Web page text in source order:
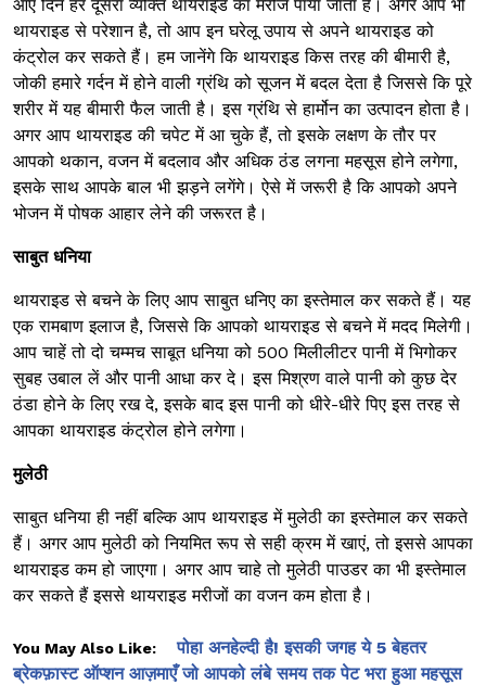
आए दिन हर दूसरा व्यक्ति थायराइड का मरीज पाया जाता है। अगर आप भी
थायराइड से परेशान है, तो आप इन घरेलू उपाय से अपने थायराइड को
कंट्रोल कर सकते हैं। हम जानेंगे कि थायराइड किस तरह की बीमारी है,
जोकी हमारे गर्दन में होने वाली ग्रंथि को सूजन में बदल देता है जिससे कि पूरे
शरीर में यह बीमारी फैल जाती है। इस ग्रंथि से हार्मोन का उत्पादन होता है।
अगर आप थायराइड की चपेट में आ चुके हैं, तो इसके लक्षण के तौर पर
आपको थकान, वजन में बदलाव और अधिक ठंड लगना महसूस होने लगेगा,
इसके साथ आपके बाल भी झड़ने लगेंगे। ऐसे में जरूरी है कि आपको अपने
भोजन में पोषक आहार लेने की जरूरत है।
साबुत धनिया
थायराइड से बचने के लिए आप साबुत धनिए का इस्तेमाल कर सकते हैं। यह
एक रामबाण इलाज है, जिससे कि आपको थायराइड से बचने में मदद मिलेगी।
आप चाहें तो दो चम्मच साबूत धनिया को 500 मिलीलीटर पानी में भिगोकर
सुबह उबाल लें और पानी आधा कर दे। इस मिश्रण वाले पानी को कुछ देर
ठंडा होने के लिए रख दे, इसके बाद इस पानी को धीरे-धीरे पिए इस तरह से
आपका थायराइड कंट्रोल होने लगेगा।
मुलेठी
साबुत धनिया ही नहीं बल्कि आप थायराइड में मुलेठी का इस्तेमाल कर सकते
हैं। अगर आप मुलेठी को नियमित रूप से सही क्रम में खाएं, तो इससे आपका
थायराइड कम हो जाएगा। अगर आप चाहे तो मुलेठी पाउडर का भी इस्तेमाल
कर सकते हैं इससे थायराइड मरीजों का वजन कम होता है।
You May Also Like:
पोहा अनहेल्दी है! इसकी जगह ये 5 बेहतर
ब्रेकफ़ास्ट ऑप्शन आज़माएँ जो आपको लंबे समय तक पेट भरा हुआ महसूस